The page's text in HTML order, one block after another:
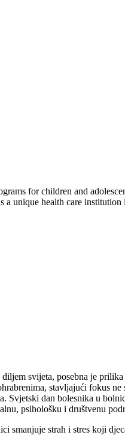
for children and
a unique health care
svijeta, posebna je
stavljajući fokus ne
Svjetski dan bolesnika u
psihološku i društvenu
smanjuje strah i stres koji